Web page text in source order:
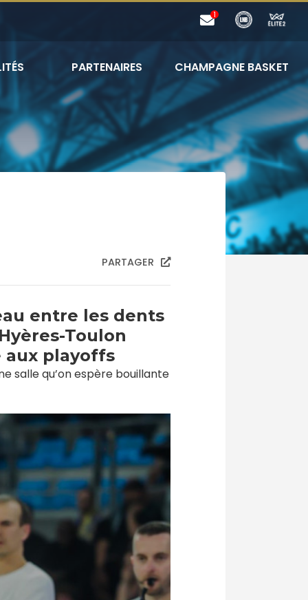
PARTENAIRES CHAMPAGNE BASKET
PARTAGER
entre les dents
Toulon
aux playoffs
salle qu’on espère bouillante